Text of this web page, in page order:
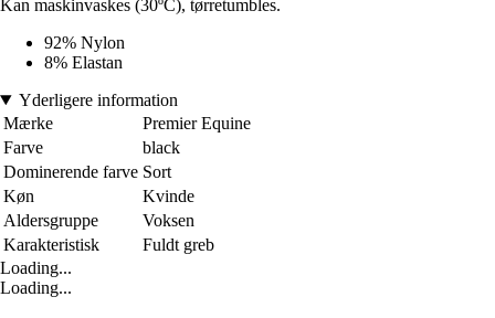
Kan maskinvaskes (30ºC), tørretumbles.
92% Nylon
8% Elastan
Yderligere information
Mærke
Premier Equine
Farve
black
Dominerende farve Sort
Køn
Kvinde
Aldersgruppe
Voksen
Karakteristisk
Fuldt greb
Loading...
Loading...